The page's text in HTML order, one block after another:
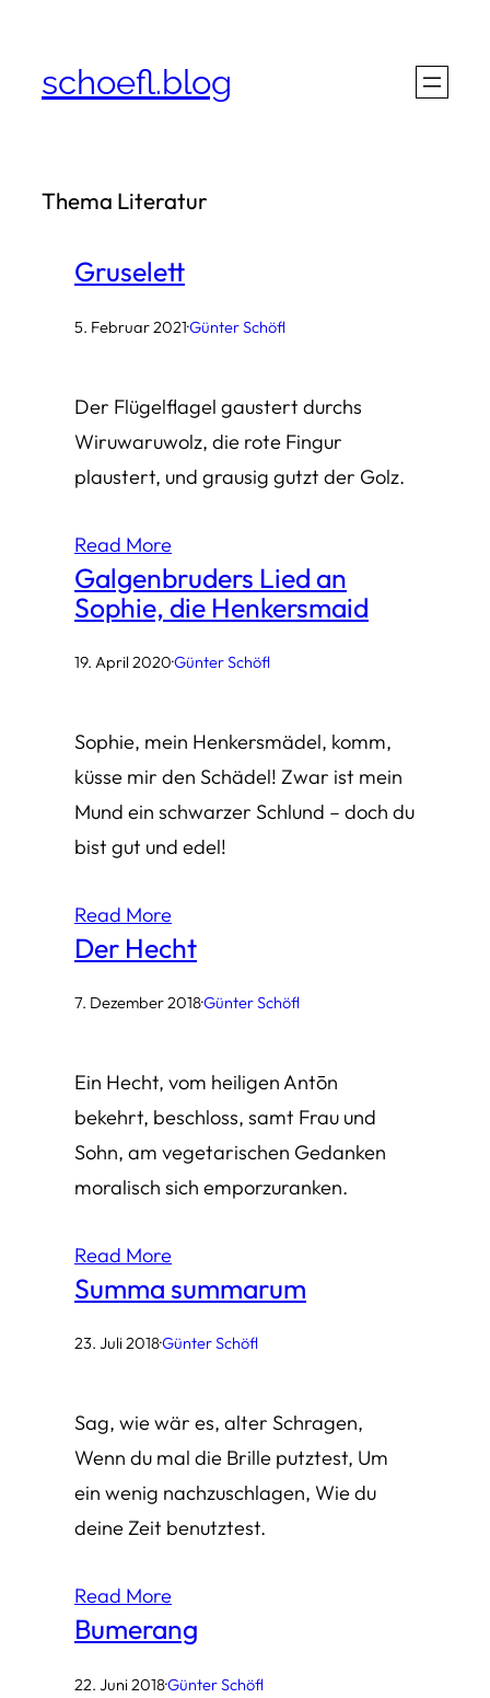
springen
schoefl.blog
Literatur
Gruselett
5. Februar 2021·Günter Schöfl
Der Flügelflagel gaustert durchs
Wiruwaruwolz, die rote Fingur
plaustert, und grausig gutzt der Golz.
Read More
Galgenbruders Lied an
Sophie, die Henkersmaid
19. April 2020·Günter Schöfl
Sophie, mein Henkersmädel, komm,
küsse mir den Schädel! Zwar ist mein
Mund ein schwarzer Schlund – doch du
bist gut und edel!
Read More
Der Hecht
7. Dezember 2018·Günter Schöfl
Ein Hecht, vom heiligen Antōn
bekehrt, beschloss, samt Frau und
Sohn, am vegetarischen Gedanken
moralisch sich emporzuranken.
Read More
Summa summarum
23. Juli 2018·Günter Schöfl
Sag, wie wär es, alter Schragen,
Wenn du mal die Brille putztest, Um
ein wenig nachzuschlagen, Wie du
deine Zeit benutztest.
Read More
Bumerang
22. Juni 2018·Günter Schöfl